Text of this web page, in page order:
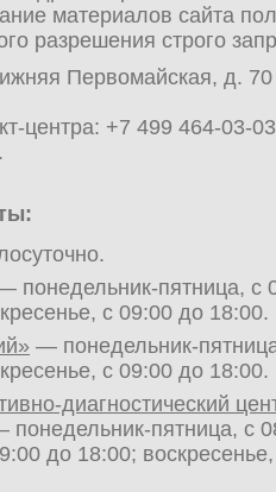
материалов сайта
разрешения строго
Первомайская, д.
центра: +7 499 464-03-03
понедельник-пятница, с
с 09:00 до 18:00.
— понедельник-
с 09:00 до 18:00.
диагностический
понедельник-пятница, с
до 18:00;